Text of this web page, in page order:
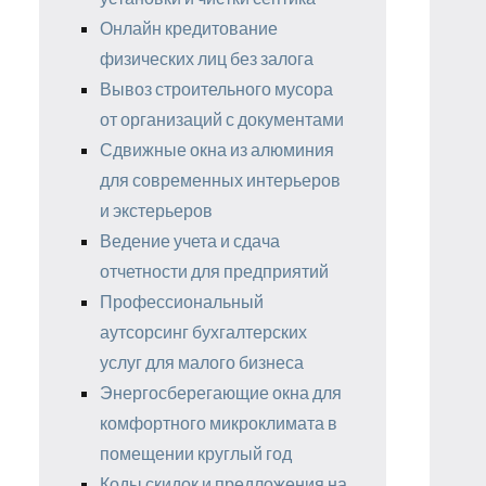
Онлайн кредитование
физических лиц без залога
Вывоз строительного мусора
от организаций с документами
Сдвижные окна из алюминия
для современных интерьеров
и экстерьеров
Ведение учета и сдача
отчетности для предприятий
Профессиональный
аутсорсинг бухгалтерских
услуг для малого бизнеса
Энергосберегающие окна для
комфортного микроклимата в
помещении круглый год